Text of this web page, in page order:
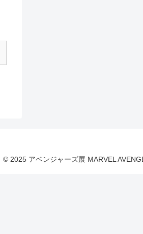
© 2025 アベンジャーズ展 MARVEL